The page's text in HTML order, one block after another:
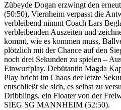
Zübeyde Dogan erzwingt den
(50:50), Viernheim verpasst die
verbleibend nimmt Coach Lars
verbleibenden Auszeiten und
kommt, wie es kommen muss,
plötzlich mit der Chance auf den
noch drei Sekunden zu spielen –
Einwurfplay. Debütantin Magda
Play bricht im Chaos der letzte
entschließt sie sich, es selbst zu
Dribblings, ein Floater von der
SIEG SG MANNHEIM (52:50).